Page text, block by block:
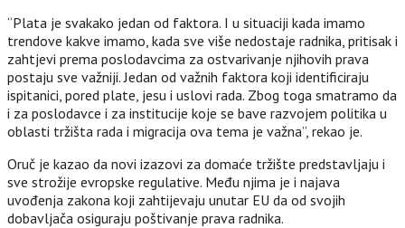
“Plata je svakako jedan od faktora. I u situaciji kada imamo
trendove kakve imamo, kada sve više nedostaje radnika, pritisak i
zahtjevi prema poslodavcima za ostvarivanje njihovih prava
postaju sve važniji. Jedan od važnih faktora koji identificiraju
ispitanici, pored plate, jesu i uslovi rada. Zbog toga smatramo da
i za poslodavce i za institucije koje se bave razvojem politika u
oblasti tržišta rada i migracija ova tema je važna”, rekao je.
Oruč je kazao da novi izazovi za domaće tržište predstavljaju i
sve strožije evropske regulative. Među njima je i najava
uvođenja zakona koji zahtijevaju unutar EU da od svojih
dobavljača osiguraju poštivanje prava radnika.